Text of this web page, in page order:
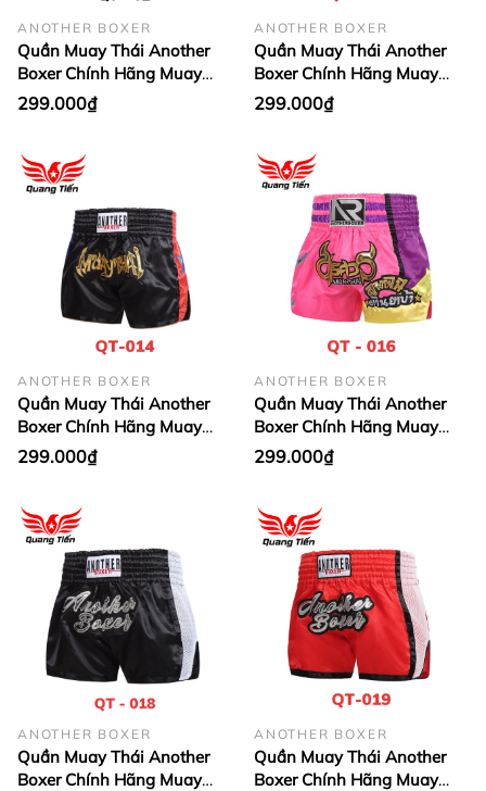
ANOTHER BOXER
Quần Muay Thái Another
Boxer Chính Hãng Muay
Thai Short Chất Liệu Satin
Cao Cấp | QT-012
299.000₫
ANOTHER BOXER
Quần Muay Thái Another
Boxer Chính Hãng Muay
Thai Short Chất Liệu Satin
Cao Cấp | QT-013
299.000₫
ANOTHER BOXER
Quần Muay Thái Another
Boxer Chính Hãng Muay
Thai Short Chất Liệu Satin
Cao Cấp | QT-014
299.000₫
ANOTHER BOXER
Quần Muay Thái Another
Boxer Chính Hãng Muay
Thai Short Chất Liệu Satin
Cao Cấp | QT-016
299.000₫
ANOTHER BOXER
Quần Muay Thái Another
Boxer Chính Hãng Muay
ANOTHER BOXER
Quần Muay Thái Another
Boxer Chính Hãng Muay